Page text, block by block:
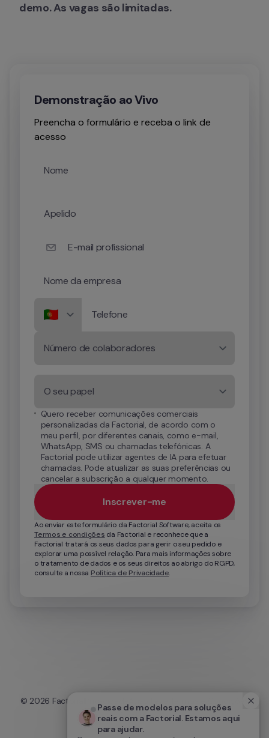
demo. As vagas são limitadas.
Demonstração ao Vivo
Preencha o formulário e receba o link de
acesso
Nome
Apelido
E-mail profissional
Nome da empresa
Telefone
Número de colaboradores
O seu papel
Quero receber comunicações comerciais
personalizadas da Factorial, de acordo com o
meu perfil, por diferentes canais, como e-mail,
WhatsApp, SMS ou chamadas telefónicas. A
Factorial pode utilizar agentes de IA para efetuar
chamadas. Pode atualizar as suas preferências ou
cancelar a subscrição a qualquer momento.
Termos e condições da Factorial e reconhece que a
Factorial tratará os seus dados para gerir o seu pedido e
explorar uma possível relação. Para mais informações sobre
o tratamento de dados e os seus direitos ao abrigo do RGPD,
consulte a nossa Política de Privacidade.
Inscrever-me
Passe de modelos para soluções
reais com a Factorial. Estamos aqui
para ajudar.
© 2026 Factorial
Termos e Condições
Cookies